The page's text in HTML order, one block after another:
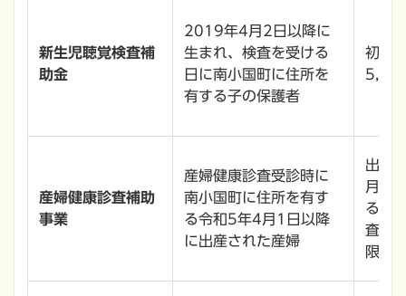
新生児聴覚検査補
助金
2019年4月2日以降に
生まれ、検査を受ける
日に南小国町に住所を
有する子の保護者
初回
産婦健康診査補助
事業
産婦健康診査受診時に
南小国町に住所を有す
る令和5年4月1日以降
に出産された産婦
出産
月ま
る産
限5